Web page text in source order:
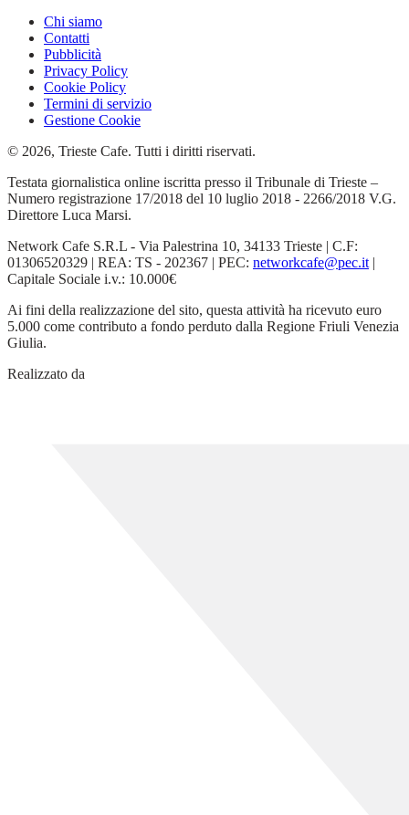
Chi siamo
Contatti
Pubblicità
Privacy Policy
Cookie Policy
Termini di servizio
Gestione Cookie
© 2026, Trieste Cafe. Tutti i diritti riservati.
Testata giornalistica online iscritta presso il Tribunale di Trieste –
Numero registrazione 17/2018 del 10 luglio 2018 - 2266/2018 V.G.
Direttore Luca Marsi.
Network Cafe S.R.L - Via Palestrina 10, 34133 Trieste | C.F:
01306520329 | REA: TS - 202367 | PEC: networkcafe@pec.it |
Capitale Sociale i.v.: 10.000€
Ai fini della realizzazione del sito, questa attività ha ricevuto euro
5.000 come contributo a fondo perduto dalla Regione Friuli Venezia
Giulia.
Realizzato da